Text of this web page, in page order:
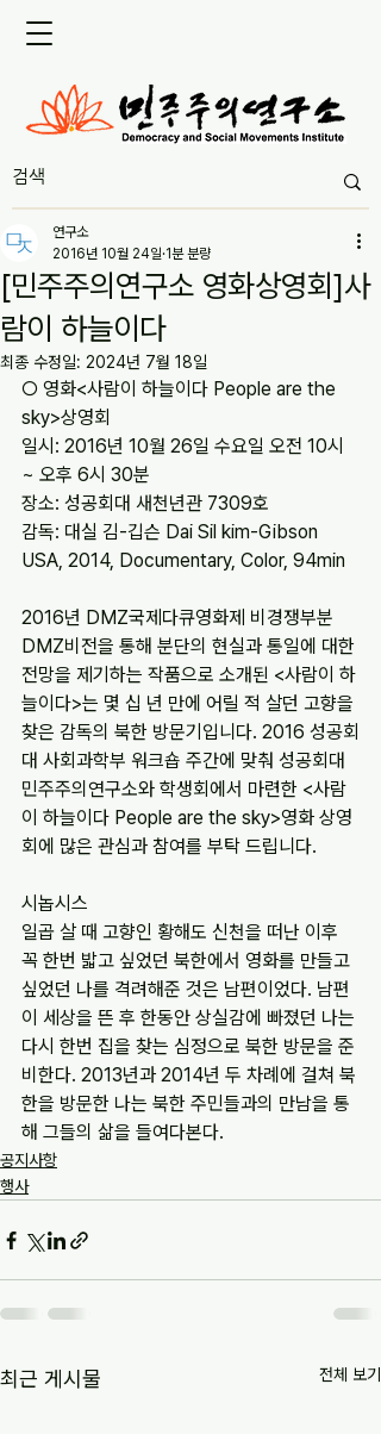
[민주주의연구소 영화상영회]사
람이 하늘이다
연구소
2016년 10월 24일 1분 분량
최종 수정일: 2024년 7월 18일
○ 영화<사람이 하늘이다 People are the
sky>상영회
일시: 2016년 10월 26일 수요일 오전 10시
~ 오후 6시 30분
장소: 성공회대 새천년관 7309호
감독: 대실 김-깁슨 Dai Sil kim-Gibson
USA, 2014, Documentary, Color, 94min
2016년 DMZ국제다큐영화제 비경쟁부분
DMZ비전을 통해 분단의 현실과 통일에 대한
전망을 제기하는 작품으로 소개된 <사람이 하
늘이다>는 몇 십 년 만에 어릴 적 살던 고향을
찾은 감독의 북한 방문기입니다. 2016 성공회
대 사회과학부 워크숍 주간에 맞춰 성공회대
민주주의연구소와 학생회에서 마련한 <사람
이 하늘이다 People are the sky>영화 상영
회에 많은 관심과 참여를 부탁 드립니다.
시놉시스
일곱 살 때 고향인 황해도 신천을 떠난 이후
꼭 한번 밟고 싶었던 북한에서 영화를 만들고
싶었던 나를 격려해준 것은 남편이었다. 남편
이 세상을 뜬 후 한동안 상실감에 빠졌던 나는
다시 한번 집을 찾는 심정으로 북한 방문을 준
비한다. 2013년과 2014년 두 차례에 걸쳐 북
한을 방문한 나는 북한 주민들과의 만남을 통
해 그들의 삶을 들여다본다.
공지사항
행사
최근 게시물 전체 보기